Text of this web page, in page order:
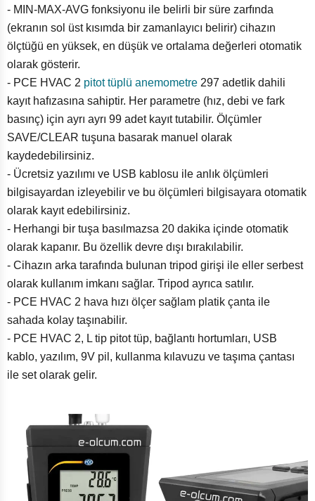
- MIN-MAX-AVG fonksiyonu ile belirli bir süre zarfında
(ekranın sol üst kısımda bir zamanlayıcı belirir) cihazın
ölçtüğü en yüksek, en düşük ve ortalama değerleri otomatik
olarak gösterir.
- PCE HVAC 2 pitot tüplü anemometre 297 adetlik dahili
kayıt hafızasına sahiptir. Her parametre (hız, debi ve fark
basınç) için ayrı ayrı 99 adet kayıt tutabilir. Ölçümler
SAVE/CLEAR tuşuna basarak manuel olarak
kaydedebilirsiniz.
- Ücretsiz yazılımı ve USB kablosu ile anlık ölçümleri
bilgisayardan izleyebilir ve bu ölçümleri bilgisayara otomatik
olarak kayıt edebilirsiniz.
- Herhangi bir tuşa basılmazsa 20 dakika içinde otomatik
olarak kapanır. Bu özellik devre dışı bırakılabilir.
- Cihazın arka tarafında bulunan tripod girişi ile eller serbest
olarak kullanım imkanı sağlar. Tripod ayrıca satılır.
- PCE HVAC 2 hava hızı ölçer sağlam platik çanta ile
sahada kolay taşınabilir.
- PCE HVAC 2, L tip pitot tüp, bağlantı hortumları, USB
kablo, yazılım, 9V pil, kullanma kılavuzu ve taşıma çantası
ile set olarak gelir.